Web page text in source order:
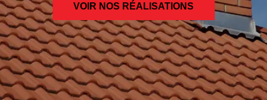
VOIR NOS RÉALISATIONS